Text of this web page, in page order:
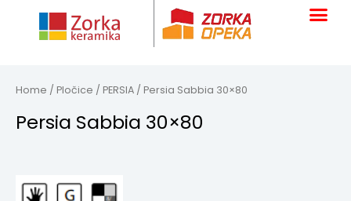
content
Home / Pločice / PERSIA / Persia Sabbia 30×80
Persia Sabbia 30×80